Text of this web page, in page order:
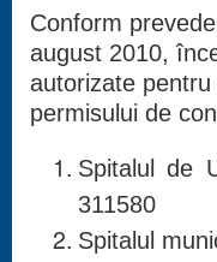
Conform
august 2010,
autorizate
permisului de
Spitalul de
311580
Spitalul